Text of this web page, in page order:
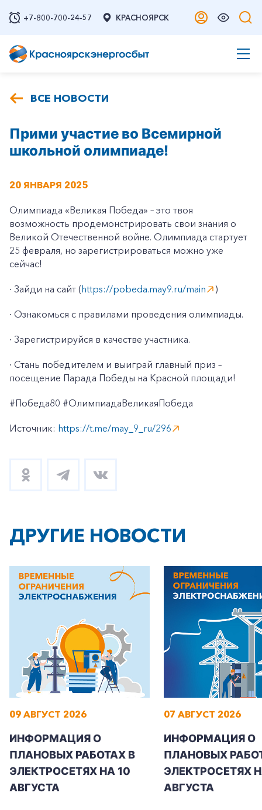
+7-800-700-24-57 КРАСНОЯРСК
+7-800-700-24-57
Частным клиентам
ВСЕ НОВОСТИ
Прими участие во Всемирной
школьной олимпиаде!
20 ЯНВАРЯ 2025
Олимпиада «Великая Победа» – это твоя
возможность продемонстрировать свои знания о
Великой Отечественной войне. Олимпиада стартует
25 февраля, но зарегистрироваться можно уже
сейчас!
∙ Зайди на сайт (https://pobeda.may9.ru/main )
∙ Ознакомься с правилами проведения олимпиады.
∙ Зарегистрируйся в качестве участника.
∙ Стань победителем и выиграй главный приз –
посещение Парада Победы на Красной площади!
#Победа80 #ОлимпиадаВеликаяПобеда
Источник: https://t.me/may_9_ru/296
ДРУГИЕ НОВОСТИ
09 АВГУСТ 2026
ИНФОРМАЦИЯ О
ПЛАНОВЫХ РАБОТАХ В
ЭЛЕКТРОСЕТЯХ НА 10
АВГУСТА
07 АВГУСТ 2026
ИНФОРМАЦИЯ О
ПЛАНОВЫХ
ЭЛЕКТРОСЕТЯХ
АВГУСТА